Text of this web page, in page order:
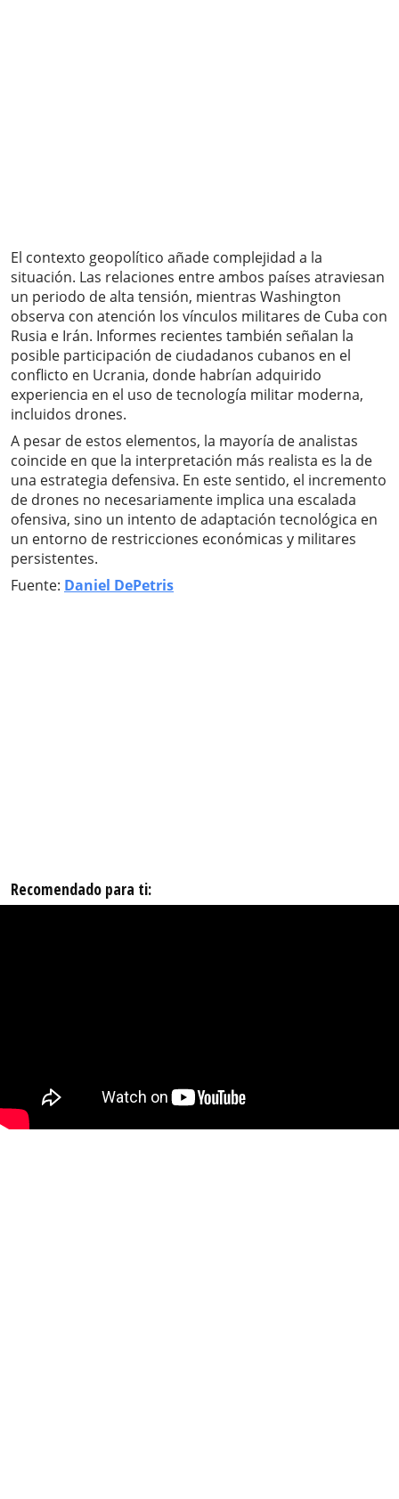
El contexto geopolítico añade complejidad a la
situación. Las relaciones entre ambos países atraviesan
un periodo de alta tensión, mientras Washington
observa con atención los vínculos militares de Cuba con
Rusia e Irán. Informes recientes también señalan la
posible participación de ciudadanos cubanos en el
conflicto en Ucrania, donde habrían adquirido
experiencia en el uso de tecnología militar moderna,
incluidos drones.
A pesar de estos elementos, la mayoría de analistas
coincide en que la interpretación más realista es la de
una estrategia defensiva. En este sentido, el incremento
de drones no necesariamente implica una escalada
ofensiva, sino un intento de adaptación tecnológica en
un entorno de restricciones económicas y militares
persistentes.
Fuente: Daniel DePetris
Recomendado para ti: